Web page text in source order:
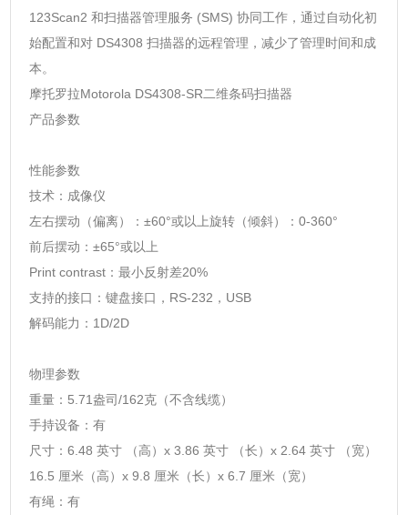
123Scan2 和扫描器管理服务 (SMS) 协同工作，通过自动化初
始配置和对 DS4308 扫描器的远程管理，减少了管理时间和成
本。
摩托罗拉Motorola DS4308-SR二维条码扫描器
产品参数
性能参数
技术：成像仪
左右摆动（偏离）：±60°或以上旋转（倾斜）：0-360°
前后摆动：±65°或以上
Print contrast：最小反射差20%
支持的接口：键盘接口，RS-232，USB
解码能力：1D/2D
物理参数
重量：5.71盎司/162克（不含线缆）
手持设备：有
尺寸：6.48 英寸 （高）x 3.86 英寸 （长）x 2.64 英寸 （宽）
16.5 厘米（高）x 9.8 厘米（长）x 6.7 厘米（宽）
有绳：有